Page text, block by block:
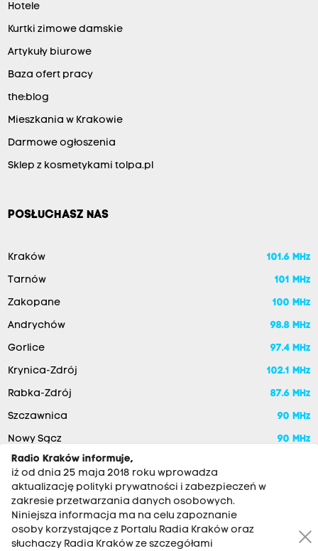
Hotele
Kurtki zimowe damskie
Artykuły biurowe
Baza ofert pracy
the:blog
Mieszkania w Krakowie
Darmowe ogłoszenia
Sklep z kosmetykami tolpa.pl
POSŁUCHASZ NAS
Kraków 101.6 MHz
Tarnów 101 MHz
Zakopane 100 MHz
Andrychów 98.8 MHz
Gorlice 97.4 MHz
Krynica-Zdrój 102.1 MHz
Rabka-Zdrój 87.6 MHz
Szczawnica 90 MHz
Nowy Sącz
90 MHz
Radio Kraków informuje,
iż od dnia 25 maja 2018 roku wprowadza
aktualizację polityki prywatności i zabezpieczeń w
zakresie przetwarzania danych osobowych.
Niniejsza informacja ma na celu zapoznanie
osoby korzystające z Portalu Radia Kraków oraz
słuchaczy Radia Kraków ze szczegółami